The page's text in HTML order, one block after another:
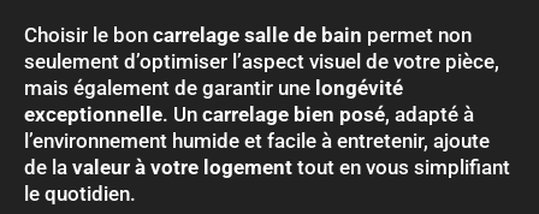
Choisir le bon carrelage salle de bain permet non
seulement d’optimiser l’aspect visuel de votre pièce,
mais également de garantir une longévité
exceptionnelle. Un carrelage bien posé, adapté à
l’environnement humide et facile à entretenir, ajoute
de la valeur à votre logement tout en vous simplifiant
le quotidien.